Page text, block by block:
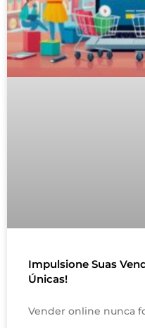
Impulsione Suas
Únicas!
Vender online nunca